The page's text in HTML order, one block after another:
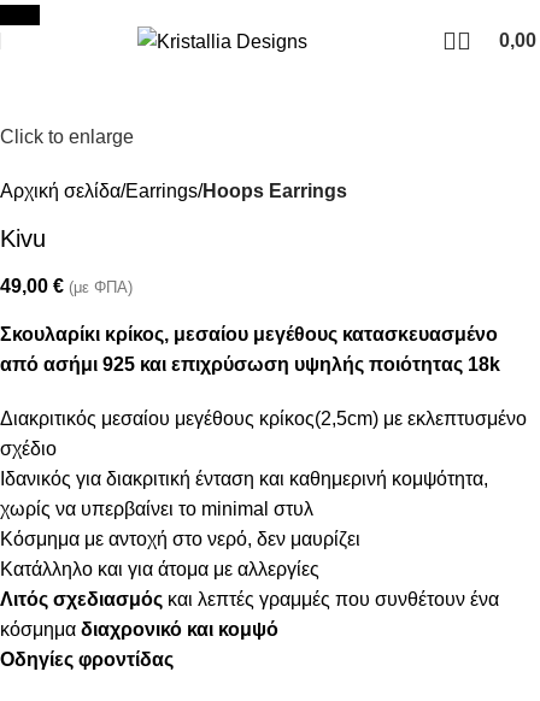
0,00
Click to enlarge
Αρχική σελίδα Earrings Hoops Earrings
Kivu
49,00 € (με ΦΠΑ)
Σκουλαρίκι κρίκος, μεσαίου μεγέθους κατασκευασμένο
από ασήμι 925 και επιχρύσωση υψηλής ποιότητας 18k
Διακριτικός μεσαίου μεγέθους κρίκος(2,5cm) με εκλεπτυσμένο
σχέδιο
Ιδανικός για διακριτική ένταση και καθημερινή κομψότητα,
χωρίς να υπερβαίνει το minimal στυλ
Κόσμημα με αντοχή στο νερό, δεν μαυρίζει
Κατάλληλο και για άτομα με αλλεργίες
Λιτός σχεδιασμός και λεπτές γραμμές που συνθέτουν ένα
κόσμημα διαχρονικό και κομψό
Οδηγίες φροντίδας